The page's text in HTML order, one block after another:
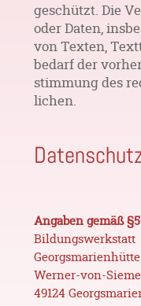
geschützt. Die
oder Daten,
von Texten,
bedarf der
stimmung des
lichen.
Angaben gemäß
Bildungswerkstatt
Georgsmarienhütte
Werner-von-
49124